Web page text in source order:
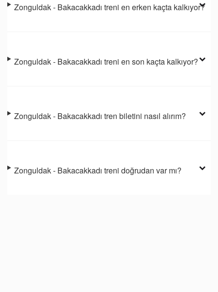
Zonguldak - Bakacakkadı treni en erken kaçta kalkıyor?
Zonguldak - Bakacakkadı treni en son kaçta kalkıyor?
Zonguldak - Bakacakkadı tren biletini nasıl alırım?
Zonguldak - Bakacakkadı treni doğrudan var mı?